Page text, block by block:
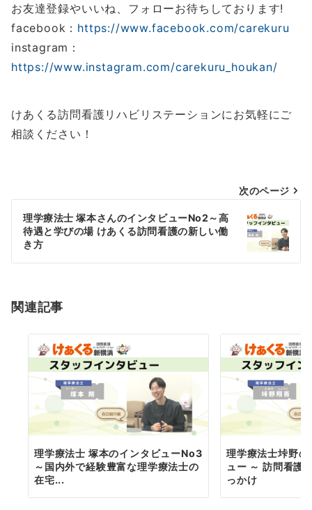
お友達登録やいいね、フォローお待ちしております!
facebook： https://www.facebook.com/carekuru
instagram：
https://www.instagram.com/carekuru_houkan/
けあくる訪問看護リハビリステーションにお気軽にご
相談ください！
稿
ナ
ー
次のページ
理学療法士 塚本さんのインタビューNo2～高
待遇と学びの場 けあくる訪問看護の新しい働
き方
関連記事
理学療法士 塚本のインタビューNo3
～国内外で経験豊富な理学療法士の
在宅...
理学療法士垰野
ュー ～ 訪問看護
っかけ